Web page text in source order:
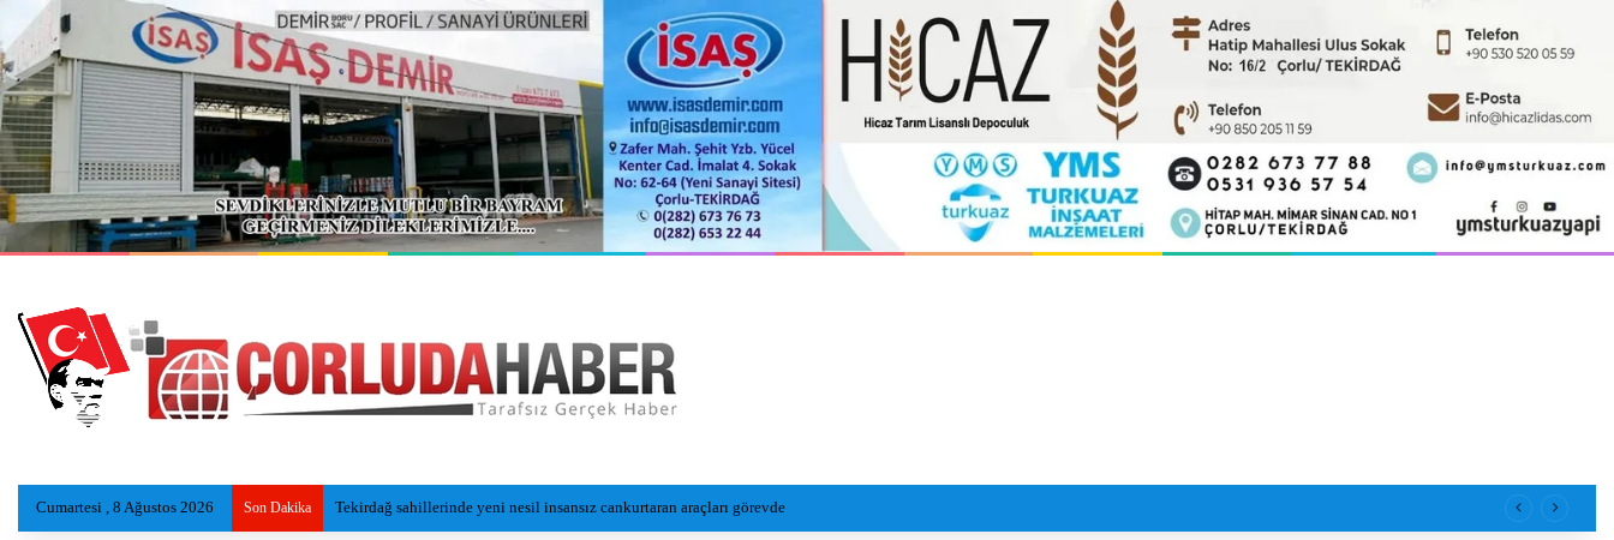
Cumartesi , 8 Ağustos 2026 Son Dakika Tekirdağ sahillerinde yeni nesil insansız cankurtaran araçları görevde